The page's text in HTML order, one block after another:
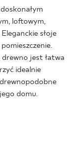
loftowym,
słoje
jest łatwa
idealnie
domu.